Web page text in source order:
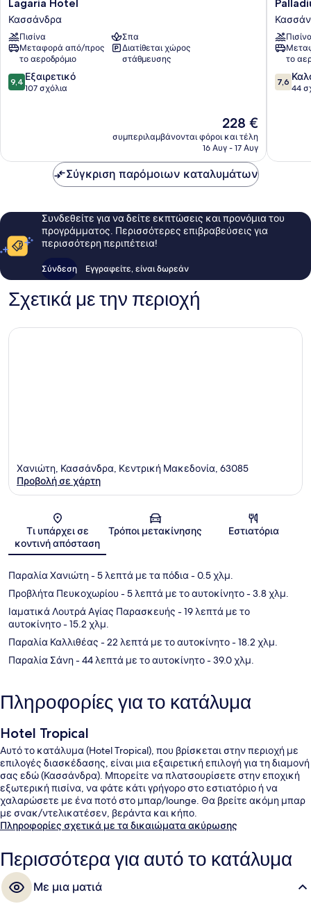
Hotel
Κασσάνδρα
Lagaria Hotel
Κασσάνδρα
Πισίνα
Σπα
Μεταφορά από/προς
το αεροδρόμιο
Διατίθεται χώρος
στάθμευσης
9.4
στα
9,4 Εξαιρετικό
107 σχόλια
Η
τιμή
είναι
228 €
συμπεριλαμβάνονται φόροι και τέλη
16 Αυγ - 17 Αυγ
Hotel
το
7.6
στα
7,6
44
Σύγκριση παρόμοιων καταλυμάτων
Συνδεθείτε για να δείτε εκπτώσεις και προνόμια του
προγράμματος. Περισσότερες επιβραβεύσεις για
περισσότερη περιπέτεια!
Σύνδεση Εγγραφείτε, είναι δωρεάν
Σχετικά με την περιοχή
Χάρτης
Χανιώτη, Κασσάνδρα, Κεντρική Μακεδονία, 63085
Προβολή σε χάρτη
Τι υπάρχει σε
κοντινή απόσταση
Τρόποι μετακίνησης Εστιατόρια
Παραλία Χανιώτη- 5 λεπτά με τα πόδια- 0.5 χλμ.
Προβλήτα Πευκοχωρίου - 5 λεπτά με το αυτοκίνητο- 3.8 χλμ.
Ιαματικά Λουτρά Αγίας Παρασκευής - 19 λεπτά με το
αυτοκίνητο- 15.2 χλμ.
Παραλία Καλλιθέας - 22 λεπτά με το αυτοκίνητο- 18.2 χλμ.
Παραλία Σάνη- 44 λεπτά με το αυτοκίνητο- 39.0 χλμ.
Πληροφορίες για το κατάλυμα
Hotel Tropical
Αυτό το κατάλυμα (Hotel Tropical), που βρίσκεται στην περιοχή με
επιλογές διασκέδασης, είναι μια εξαιρετική επιλογή για τη διαμονή
σας εδώ (Κασσάνδρα). Μπορείτε να πλατσουρίσετε στην εποχική
εξωτερική πισίνα, να φάτε κάτι γρήγορο στο εστιατόριο ή να
χαλαρώσετε με ένα ποτό στο μπαρ/lounge. Θα βρείτε ακόμη μπαρ
με σνακ/ντελικατέσεν, βεράντα και κήπο.
Πληροφορίες σχετικά με τα δικαιώματα ακύρωσης
Περισσότερα για αυτό το κατάλυμα
Με μια ματιά